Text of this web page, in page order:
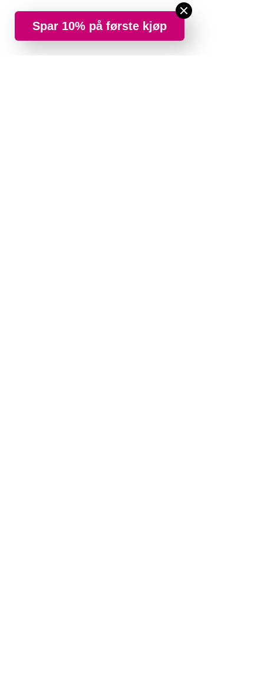
Spar 10% på første kjøp